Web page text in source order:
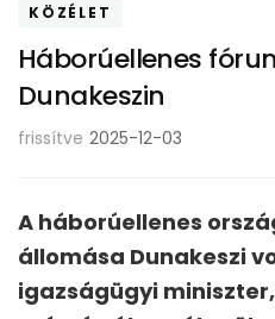
KÖZÉLET
Háborúellenes
Dunakeszin
frissítve 2025-12-03
A háborúellenes
állomása Dunakeszi
igazságügyi